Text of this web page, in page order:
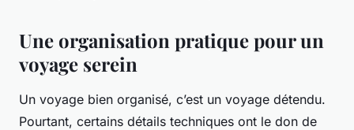
Une organisation pratique pour un
voyage serein
Un voyage bien organisé, c’est un voyage détendu.
Pourtant, certains détails techniques ont le don de